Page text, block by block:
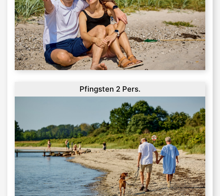
Pfingsten 2 Pers.